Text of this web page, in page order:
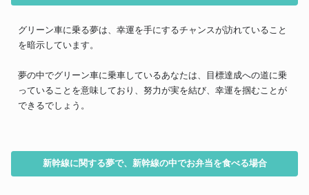
グリーン車に乗る夢は、幸運を手にするチャンスが訪れていること
を暗示しています。
夢の中でグリーン車に乗車しているあなたは、目標達成への道に乗
っていることを意味しており、努力が実を結び、幸運を掴むことが
できるでしょう。
新幹線に関する夢で、新幹線の中でお弁当を食べる場合